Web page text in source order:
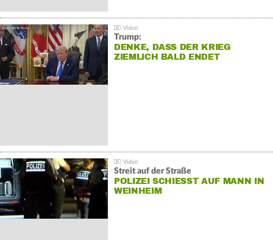
Trump:
DENKE, DASS DER KRIEG
ZIEMLICH BALD ENDET
Streit auf der Straße
POLIZEI SCHIESST AUF MANN IN W
EINHEIM